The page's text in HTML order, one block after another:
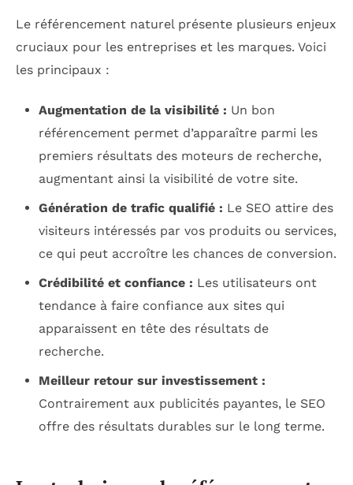
Le référencement naturel présente plusieurs enjeux
cruciaux pour les entreprises et les marques. Voici
les principaux :
Augmentation de la visibilité : Un bon
référencement permet d’apparaître parmi les
premiers résultats des moteurs de recherche,
augmentant ainsi la visibilité de votre site.
Génération de trafic qualifié : Le SEO attire des
visiteurs intéressés par vos produits ou services,
ce qui peut accroître les chances de conversion.
Crédibilité et confiance : Les utilisateurs ont
tendance à faire confiance aux sites qui
apparaissent en tête des résultats de
recherche.
Meilleur retour sur investissement :
Contrairement aux publicités payantes, le SEO
offre des résultats durables sur le long terme.